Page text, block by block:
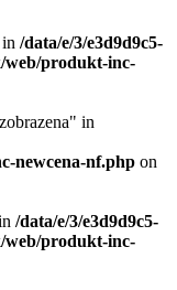
/data/e/3/e3d9d9c5-
web/produkt-inc-
in
newcena-nf.php on
/data/e/3/e3d9d9c5-
web/produkt-inc-